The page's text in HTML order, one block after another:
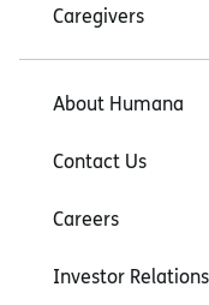
Caregivers
About Humana
Contact Us
Careers
Investor Relations